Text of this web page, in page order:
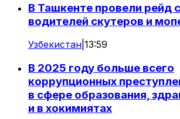
В Ташкенте провели рейд
водителей скутеров и
Узбекистан 13:59
В 2025 году больше всего
коррупционных
в сфере образования,
и в хокимиятах